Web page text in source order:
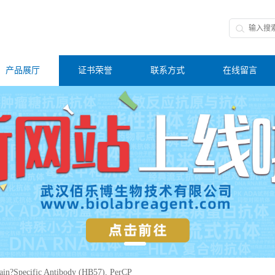
产品展厅 证书荣誉 联系方式 在线留言
Antibody (HB57), PerCP